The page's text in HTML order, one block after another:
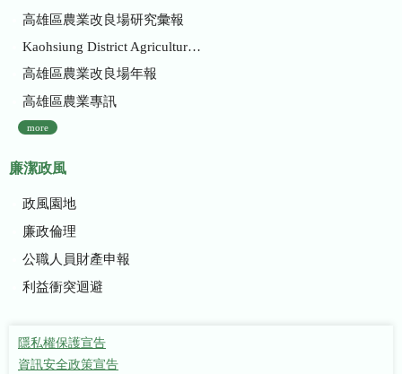
高雄區農業改良場研究彙報
Kaohsiung District Agricultural Research and Extension Station
高雄區農業改良場年報
高雄區農業專訊
more
廉潔政風
政風園地
廉政倫理
公職人員財產申報
利益衝突迴避
隱私權保護宣告
資訊安全政策宣告